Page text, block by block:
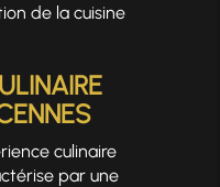
de la cuisine
culinaire
par une